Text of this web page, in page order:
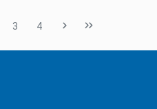
3 4